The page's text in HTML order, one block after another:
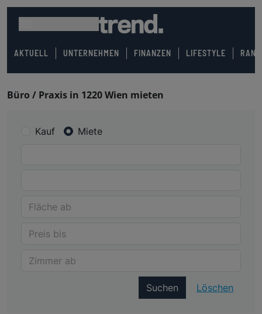
AKTUELL UNTERNEHMEN FINANZEN LIFESTYLE
Büro / Praxis in 1220 Wien mieten
Kauf Miete
Suchen Löschen